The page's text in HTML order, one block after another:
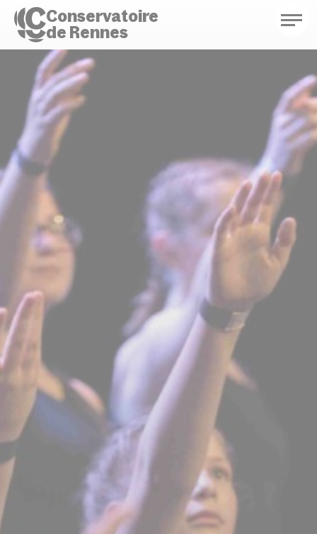
Conservatoire
de Rennes
Conservatoire de Rennes
Enseignements
Saison culturelle
Actions d'éducation
Bibliothèque musicale
Infos pratiques
CANDIDATURES
EXTRANET
BILLETTERIE